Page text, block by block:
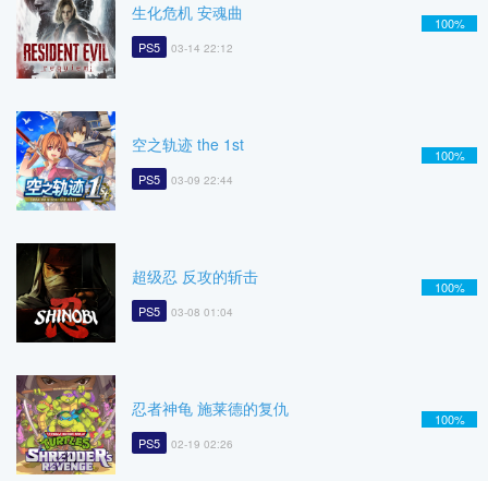
生化危机 安魂曲
PS5 03-14 22:12
100%
空之轨迹 the 1st
PS5 03-09 22:44
100%
超级忍 反攻的斩击
PS5 03-08 01:04
100%
忍者神龟 施莱德的复仇
PS5 02-19 02:26
100%